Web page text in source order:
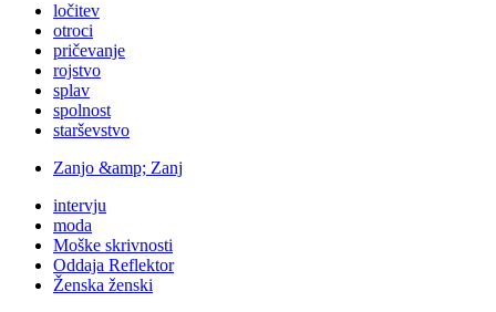
ločitev
otroci
pričevanje
rojstvo
splav
spolnost
starševstvo
Zanjo &amp; Zanj
intervju
moda
Moške skrivnosti
Oddaja Reflektor
Ženska ženski